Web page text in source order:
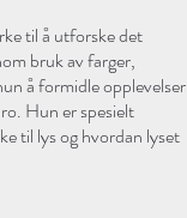
til å utforske det
bruk av farger,
å formidle opplevelser
Hun er spesielt
til lys og hvordan lyset